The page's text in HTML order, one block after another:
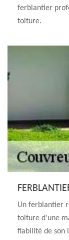
ferblantier
toiture.
Un ferblantier
toiture d’une
fiabilité de son